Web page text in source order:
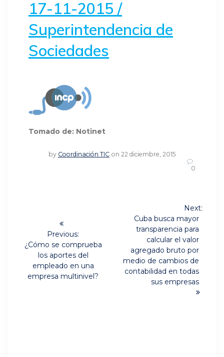
17-11-2015 /
Superintendencia de
Sociedades
Tomado de: Notinet
by Coordinación TIC on 22 diciembre, 2015
0
entradas
Previous:
Previous
¿Cómo se comprueba
los aportes del
empleado en una
empresa multinivel?
Next:
NextCuba busca mayor
transparencia para
calcular el valor
agregado bruto por
medio de cambios de
contabilidad en todas
sus empresas